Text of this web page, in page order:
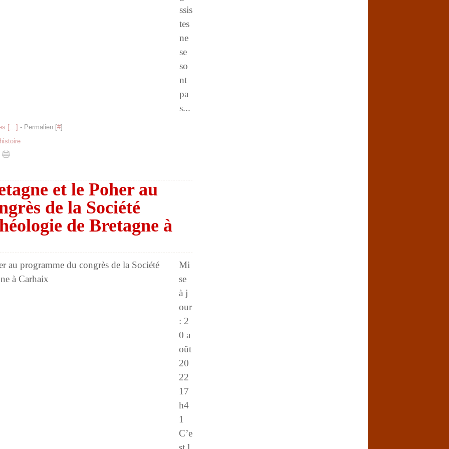
ssis
tes
ne
se
so
nt
pa
s...
[…] - Permalien [#]
et le Poher au
de la Société
de Bretagne à
Mi
se
à j
our
: 2
0 a
oût
20
22
17
h4
1
C’e